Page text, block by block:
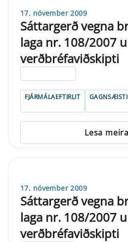
17. nóvember 2009
Sáttargerð vegna
laga nr. 108/2007
verðbréfaviðskipti
FJÁRMÁLAEFTIRLIT
Lesa meira
17. nóvember 2009
Sáttargerð vegna
laga nr. 108/2007
verðbréfaviðskipti